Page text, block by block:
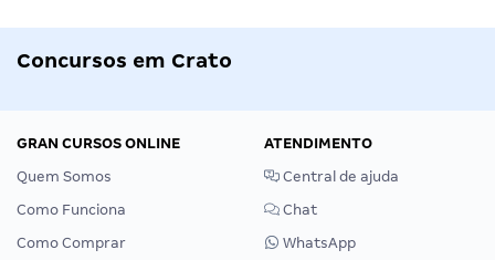
Concursos em Crato
GRAN CURSOS ONLINE
Quem Somos
Como Funciona
Como Comprar
ATENDIMENTO
Central de ajuda
Chat
WhatsApp